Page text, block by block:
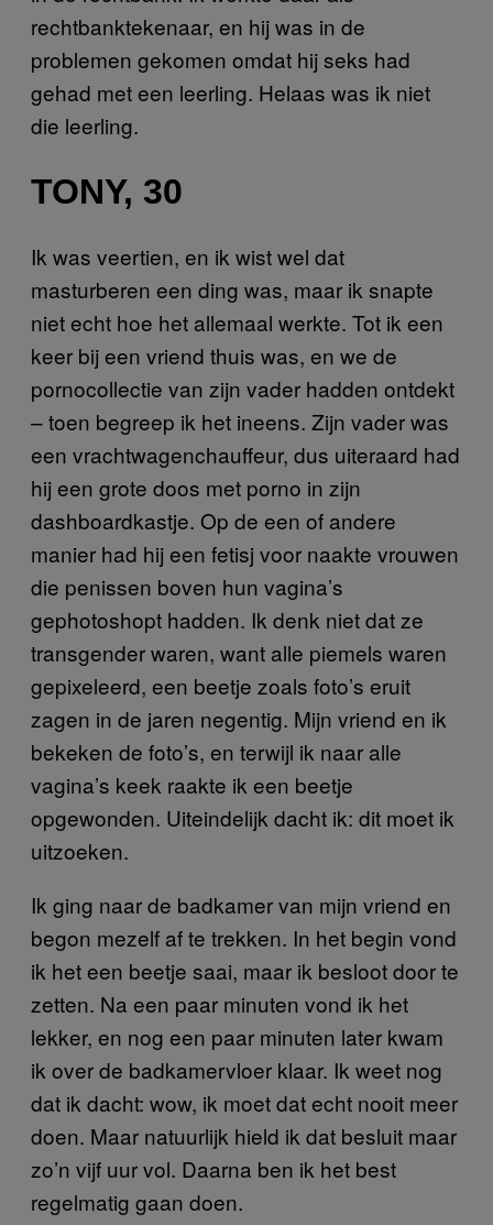
rechtbanktekenaar, en hij was in de
problemen gekomen omdat hij seks had
gehad met een leerling. Helaas was ik niet
die leerling.
TONY, 30
Ik was veertien, en ik wist wel dat
masturberen een ding was, maar ik snapte
niet echt hoe het allemaal werkte. Tot ik een
keer bij een vriend thuis was, en we de
pornocollectie van zijn vader hadden ontdekt
– toen begreep ik het ineens. Zijn vader was
een vrachtwagenchauffeur, dus uiteraard had
hij een grote doos met porno in zijn
dashboardkastje. Op de een of andere
manier had hij een fetisj voor naakte vrouwen
die penissen boven hun vagina’s
gephotoshopt hadden. Ik denk niet dat ze
transgender waren, want alle piemels waren
gepixeleerd, een beetje zoals foto’s eruit
zagen in de jaren negentig. Mijn vriend en ik
bekeken de foto’s, en terwijl ik naar alle
vagina’s keek raakte ik een beetje
opgewonden. Uiteindelijk dacht ik: dit moet ik
uitzoeken.
Ik ging naar de badkamer van mijn vriend en
begon mezelf af te trekken. In het begin vond
ik het een beetje saai, maar ik besloot door te
zetten. Na een paar minuten vond ik het
lekker, en nog een paar minuten later kwam
ik over de badkamervloer klaar. Ik weet nog
dat ik dacht: wow, ik moet dat echt nooit meer
doen. Maar natuurlijk hield ik dat besluit maar
zo’n vijf uur vol. Daarna ben ik het best
regelmatig gaan doen.